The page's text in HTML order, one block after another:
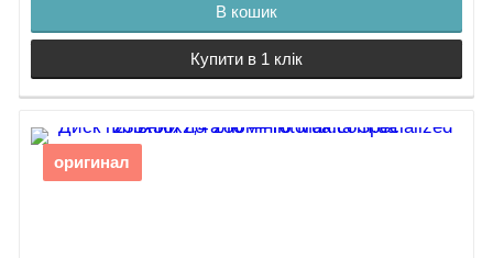
В кошик
Купити в 1 клік
оригинал